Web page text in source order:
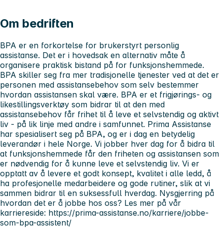
Om bedriften
BPA er en forkortelse for brukerstyrt personlig
assistanse. Det er i hovedsak en alternativ måte å
organisere praktisk bistand på for funksjonshemmede.
BPA skiller seg fra mer tradisjonelle tjenester ved at det er
personen med assistansebehov som selv bestemmer
hvordan assistansen skal være. BPA er et frigjørings- og
likestillingsverktøy som bidrar til at den med
assistansebehov får frihet til å leve et selvstendig og aktivt
liv - på lik linje med andre i samfunnet. Prima Assistanse
har spesialisert seg på BPA, og er i dag en betydelig
leverandør i hele Norge. Vi jobber hver dag for å bidra til
at funksjonshemmede får den friheten og assistansen som
er nødvendig for å kunne leve et selvstendig liv. Vi er
opptatt av å levere et godt konsept, kvalitet i alle ledd, å
ha profesjonelle medarbeidere og gode rutiner, slik at vi
sammen bidrar til en suksessfull hverdag. Nysgjerring på
hvordan det er å jobbe hos oss? Les mer på vår
karriereside: https://prima-assistanse.no/karriere/jobbe-
som-bpa-assistent/